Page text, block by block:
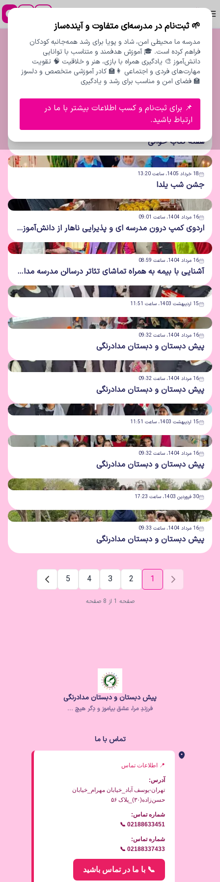
🌱 ثبت‌نام در مدرسه‌ای متفاوت و آینده‌ساز
مدرسه ما محیطی امن، شاد و پویا برای رشد همه‌جانبه کودکان
فراهم کرده است. 🎓 آموزش هدفمند و متناسب با توانایی
دانش‌آموز 🎨 یادگیری همراه با بازی، هنر و خلاقیت 🧠 تقویت
مهارت‌های فردی و اجتماعی 👩‍🏫 کادر آموزشی متخصص و دلسوز
🏫 فضای امن و مناسب برای رشد و یادگیری
📌 برای ثبت‌نام و کسب اطلاعات بیشتر با ما در
ارتباط باشید.
لیستگالری تصاویر
آخرینگالری تصاویرمنتشر شده
روز جهانی کودک
18 خرداد 1405، ساعت 13:18
هفته کتاب خوانی
18 خرداد 1405، ساعت 13:20
جشن شب یلدا
16 مرداد 1404، ساعت 09:01
اردوی کمپ درون مدرسه ای و پذیرایی ناهار از دانش‌آموزان عزیز
16 مرداد 1404، ساعت 08:59
آشنایی با بیمه به همراه تماشای تئاتر درسالن مدرسه مدادرنگی
15 اردیبهشت 1403، ساعت 11:51
16 مرداد 1404، ساعت 09:32
پیش دبستان و دبستان مدادرنگی
16 مرداد 1404، ساعت 09:32
پیش دبستان و دبستان مدادرنگی
15 اردیبهشت 1403، ساعت 11:51
16 مرداد 1404، ساعت 09:32
پیش دبستان و دبستان مدادرنگی
30 فروردین 1403، ساعت 17:23
16 مرداد 1404، ساعت 09:33
پیش دبستان و دبستان مدادرنگی
1
2
3
4
5
صفحه 1 از 8 صفحه
پیش دبستان و دبستان مدادرنگی
فرزندِ مرا، عشق بیاموز و دِگر هیچ ..‌.
تماس با ما
📍 اطلاعات تماس
آدرس:
تهران-یوسف آباد_خیابان مهرام_خیابان
حسن‌زاده(۳۰)_پلاک ۵۶
شماره تماس:
📞 02188633451
شماره تماس:
📞 02188337433
📞 با ما در تماس باشید